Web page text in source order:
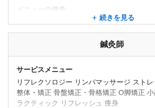
メニューの備考
基本的には「痛み」でご来店される患者様
痛みを取り除くメニュー、痛みが再発しな
ュー、予防メニューと長く患者様のニーズ
にもお困りの方がいましたら、リンパドレ
ット、ファスティング、小顔矯正など美容
ています。患者様に寄り添った、お体のお
アできる院です。
続きを見る
鍼灸師
サービスメニュー
リフレクソロジー リンパマッサージ スト
整体・矯正 骨盤矯正・骨格矯正 O脚矯正
ラクティック リフレッシュ 痩身